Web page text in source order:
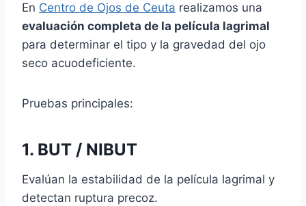
En Centro de Ojos de Ceuta realizamos una
evaluación completa de la película lagrimal
para determinar el tipo y la gravedad del ojo
seco acuodeficiente.
Pruebas principales:
1. BUT / NIBUT
Evalúan la estabilidad de la película lagrimal y
detectan ruptura precoz.